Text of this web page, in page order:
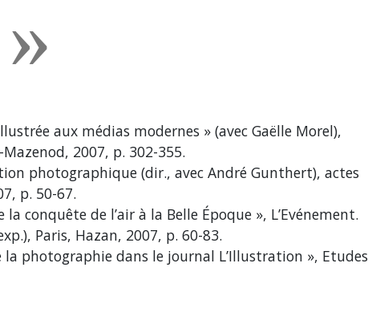
aux médias modernes » (avec Gaëlle Morel),
2007, p. 302-355.
photographique (dir., avec André Gunthert), actes
p. 50-67.
conquête de l’air à la Belle Époque », L’Evénement.
Paris, Hazan, 2007, p. 60-83.
la photographie dans le journal L’Illustration », Etudes